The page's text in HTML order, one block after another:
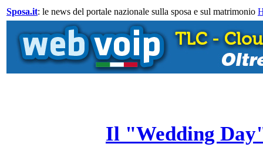
Sposa.it: le news del portale nazionale sulla sposa e sul matrimonio
Il "Wedding